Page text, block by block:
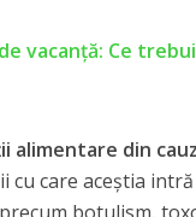
vacanţă: Ce
alimentare din
care aceştia